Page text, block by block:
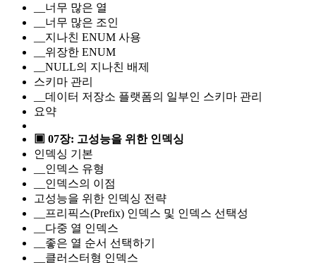
__너무 많은 열
__너무 많은 조인
__지나친 ENUM 사용
__위장한 ENUM
__NULL의 지나친 배제
스키마 관리
__데이터 저장소 플랫폼의 일부인 스키마 관리
요약
▣ 07장: 고성능을 위한 인덱싱
인덱싱 기본
__인덱스 유형
__인덱스의 이점
고성능을 위한 인덱싱 전략
__프리픽스(Prefix) 인덱스 및 인덱스 선택성
__다중 열 인덱스
__좋은 열 순서 선택하기
__클러스터형 인덱스